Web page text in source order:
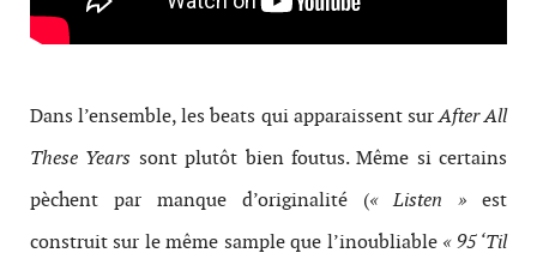
Dans l’ensemble, les beats qui apparaissent surAfter All
These Years sont plutôt bien foutus. Même si certains
pèchent par manque d’originalité (« Listen » est
construit sur le même sample que l’inoubliable « 95 ‘Til